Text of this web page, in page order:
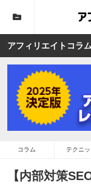
アフィリエイトコラ
コラム テクニッ
【内部対策